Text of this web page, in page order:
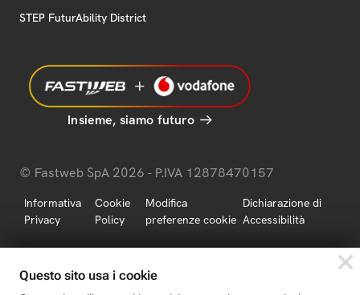
STEP FuturAbility District
Insieme, siamo futuro
© Fastweb SpA 2026 - P.IVA 12878470157
Informativa
Privacy
Cookie
Policy
Modifica
preferenze cookie
Dichiarazione di
Accessibilità